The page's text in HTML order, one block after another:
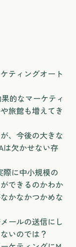
ティングオート
的なマーケティ
旅館も増えてき
、今後の大きな
は欠かせない存
際に中小規模の
できるのかわか
かなかつかめな
ールの送信にし
いのでは？